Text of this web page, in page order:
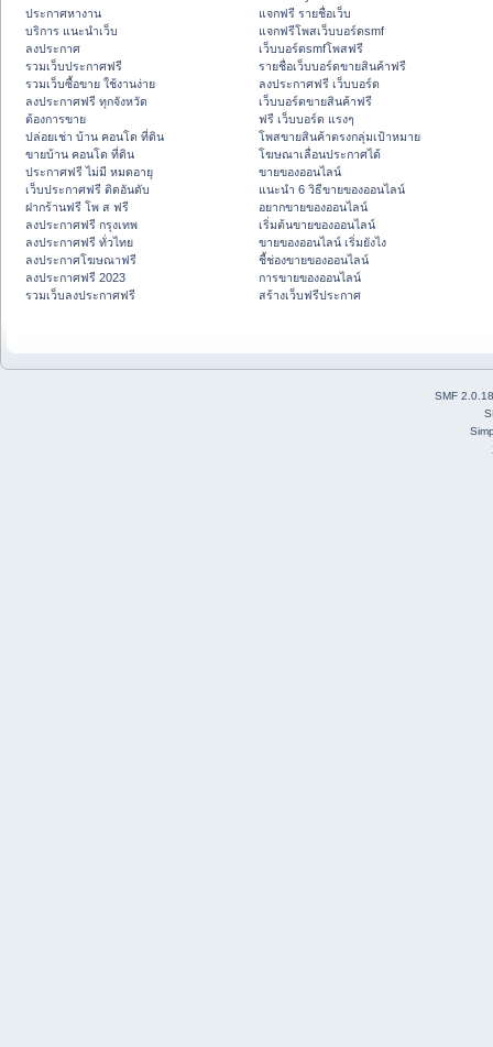
ประกาศหางาน
บริการ แนะนำเว็บ
ลงประกาศ
รวมเว็บประกาศฟรี
รวมเว็บซื้อขาย ใช้งานง่าย
ลงประกาศฟรี ทุกจังหวัด
ต้องการขาย
ปล่อยเช่า บ้าน คอนโด ที่ดิน
ขายบ้าน คอนโด ที่ดิน
ประกาศฟรี ไม่มี หมดอายุ
เว็บประกาศฟรี ติดอันดับ
ฝากร้านฟรี โพ ส ฟรี
ลงประกาศฟรี กรุงเทพ
ลงประกาศฟรี ทั่วไทย
ลงประกาศโฆษณาฟรี
ลงประกาศฟรี 2023
รวมเว็บลงประกาศฟรี
แจกฟรี รายชื่อเว็บ
แจกฟรีโพสเว็บบอร์ดsmf
เว็บบอร์ดsmfโพสฟรี
รายชื่อเว็บบอร์ดขายสินค้าฟรี
ลงประกาศฟรี เว็บบอร์ด
เว็บบอร์ดขายสินค้าฟรี
ฟรี เว็บบอร์ด แรงๆ
โพสขายสินค้าตรงกลุ่มเป้าหมาย
โฆษณาเลื่อนประกาศได้
ขายของออนไลน์
แนะนำ 6 วิธีขายของออนไลน์
อยากขายของออนไลน์
เริ่มต้นขายของออนไลน์
ขายของออนไลน์ เริ่มยังไง
ชี้ช่องขายของออนไลน์
การขายของออนไลน์
สร้างเว็บฟรีประกาศ
SMF 2.0.18